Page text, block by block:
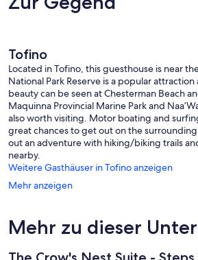
Tofino
Located in Tofino, this guesthouse is near
National Park Reserve is a popular
beauty can be seen at Chesterman Beach
Maquinna Provincial Marine Park and
also worth visiting. Motor boating and
great chances to get out on the
out an adventure with hiking/biking trails
nearby.
Weitere Gasthäuser in Tofino anzeigen
Mehr anzeigen
Mehr zu dieser